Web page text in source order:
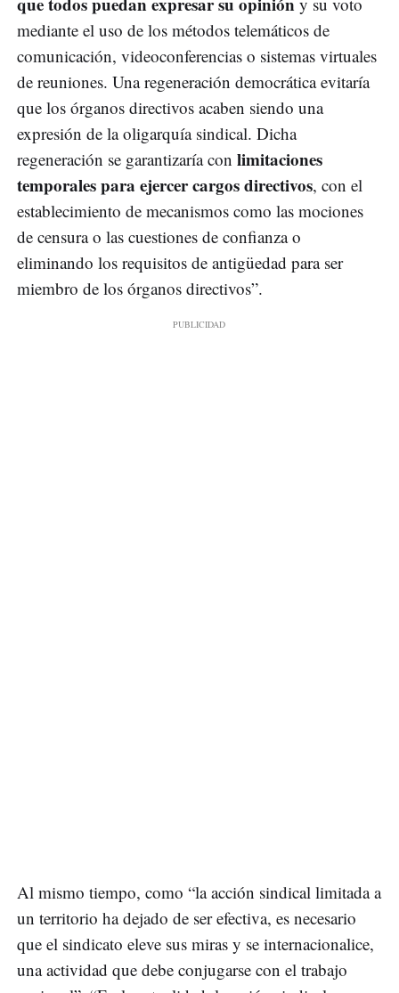
mediante el uso de los métodos telemáticos de
comunicación, videoconferencias o sistemas virtuales
de reuniones. Una regeneración democrática evitaría
que los órganos directivos acaben siendo una
expresión de la oligarquía sindical. Dicha
regeneración se garantizaría con limitaciones
temporales para ejercer cargos directivos, con el
establecimiento de mecanismos como las mociones
de censura o las cuestiones de confianza o
eliminando los requisitos de antigüedad para ser
miembro de los órganos directivos”.
Al mismo tiempo, como “la acción sindical limitada a
un territorio ha dejado de ser efectiva, es necesario
que el sindicato eleve sus miras y se internacionalice,
una actividad que debe conjugarse con el trabajo